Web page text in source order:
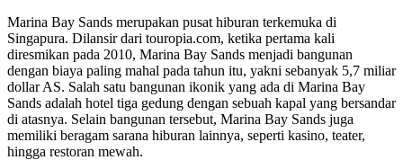
Marina Bay Sands merupakan pusat hiburan terkemuka di
Singapura. Dilansir dari touropia.com, ketika pertama kali
diresmikan pada 2010, Marina Bay Sands menjadi bangunan
dengan biaya paling mahal pada tahun itu, yakni sebanyak 5,7 miliar
dollar AS. Salah satu bangunan ikonik yang ada di Marina Bay
Sands adalah hotel tiga gedung dengan sebuah kapal yang bersandar
di atasnya. Selain bangunan tersebut, Marina Bay Sands juga
memiliki beragam sarana hiburan lainnya, seperti kasino, teater,
hingga restoran mewah.